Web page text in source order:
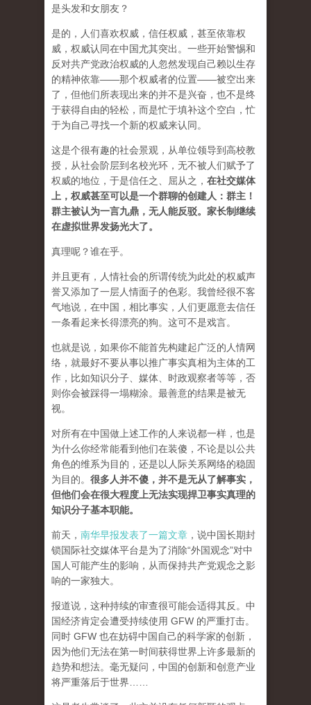
是头发和女朋友？
是的，人们喜欢权威，信任权威，甚至依靠权
威，权威认同在中国尤其突出。一些开始警惕和
反对共产党政治权威的人忽然发现自己赖以生存
的精神依靠——那个权威者的位置——被空出来
了，但他们所表现出来的并不是兴奋，也不是终
于获得自由的轻松，而是忙于填补这个空白，忙
于为自己寻找一个新的权威来认同。
这是个很有趣的社会景观，从单位领导到高校教
授，从社会阶层到名校光环，无不被人们赋予了
权威的地位，于是信任之、屈从之， 在社交媒体
上，权威甚至可以是一个群聊的创建人：群主！
群主被认为一言九鼎，无人能反驳。家长制继续
在虚拟世界发扬光大了。
真理呢？谁在乎。
并且更有，人情社会的所谓传统为此处的权威声
誉又添加了一层人情面子的色彩。我曾经很不客
气地说，在中国，相比事实，人们更愿意去信任
一条看起来长得漂亮的狗。这可不是戏言。
也就是说，如果你不能首先构建起广泛的人情网
络，就最好不要从事以推广事实真相为主体的工
作，比如知识分子、媒体、时政观察者等等，否
则你会被踩得一塌糊涂。最善意的结果是被无
视。
对所有在中国做上述工作的人来说都一样，也是
为什么你经常能看到他们在装傻，不论是以公共
角色的维系为目的，还是以人际关系网络的稳固
为目的。 很多人并不傻，并不是无从了解事实，
但他们会在很大程度上无法实现捍卫事实真理的
知识分子基本职能。
前天， 南华早报发表了一篇文章 ，说中国长期封
锁国际社交媒体平台是为了消除“外国观念”对中
国人可能产生的影响，从而保持共产党观念之影
响的一家独大。
报道说，这种持续的审查很可能会适得其反。中
国经济肯定会遭受持续使用 GFW 的严重打击。
同时 GFW 也在妨碍中国自己的科学家的创新，
因为他们无法在第一时间获得世界上许多最新的
趋势和想法。毫无疑问，中国的创新和创意产业
将严重落后于世界……